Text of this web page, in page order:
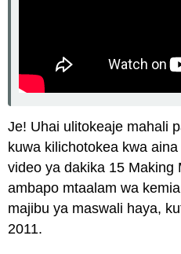
Je! Uhai ulitokeaje mahali
kuwa kilichotokea kwa
video ya dakika 15 Making
ambapo mtaalam wa
majibu ya maswali haya,
2011.